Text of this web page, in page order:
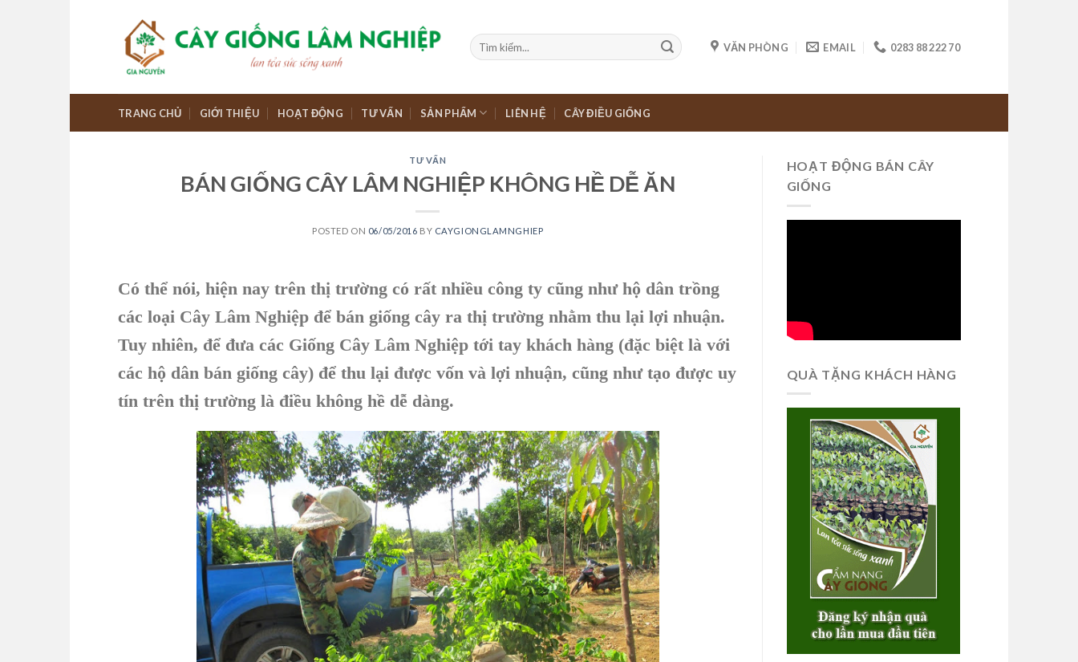
VĂN PHÒNG EMAIL 0283 88 222 70
TRANG CHỦ GIỚI THIỆU HOẠT ĐỘNG TƯ VẤN SẢN PHẨM LIÊN HỆ CÂY ĐIỀU GIỐNG
TƯ VẤN
BÁN GIỐNG CÂY LÂM NGHIỆP KHÔNG HỀ DỄ ĂN
POSTED ON 06/05/2016 BY CAYGIONGLAMNGHIEP
Có thể nói, hiện nay trên thị trường có rất nhiều công ty cũng như hộ dân trồng
các loại Cây Lâm Nghiệp để bán giống cây ra thị trường nhằm thu lại lợi nhuận.
Tuy nhiên, để đưa các Giống Cây Lâm Nghiệp tới tay khách hàng (đặc biệt là với
các hộ dân bán giống cây) để thu lại được vốn và lợi nhuận, cũng như tạo được uy
tín trên thị trường là điều không hề dễ dàng.
HOẠT ĐỘNG BÁN CÂY
GIỐNG
QUÀ TẶNG KHÁCH HÀNG